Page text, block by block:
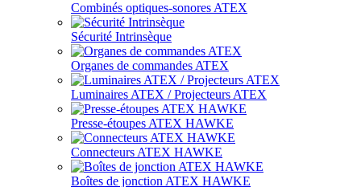
Combinés optiques-sonores ATEX
Sécurité Intrinsèque
Organes de commandes ATEX
Luminaires ATEX / Projecteurs ATEX
Presse-étoupes ATEX HAWKE
Connecteurs ATEX HAWKE
Boîtes de jonction ATEX HAWKE